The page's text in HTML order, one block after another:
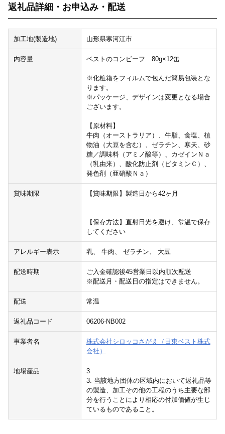
返礼品詳細・お申込み・配送
加工地(製造地) 山形県寒河江市
内容量 ベストのコンビーフ 80g×12缶
※化粧箱をフィルムで包んだ簡易包装とな
ります。
※パッケージ、デザインは変更となる場合
ございます。
【原材料】
牛肉（オーストラリア）、牛脂、食塩、植
物油（大豆を含む）、ゼラチン、寒天、砂
糖／調味料（アミノ酸等）、カゼインＮａ
（乳由来）、酸化防止剤（ビタミンＣ）、
発色剤（亜硝酸Ｎａ）
賞味期限 【賞味期限】製造日から42ヶ月
【保存方法】直射日光を避け、常温で保存
してください
アレルギー表示 乳、 牛肉、 ゼラチン、 大豆
配送時期
ご入金確認後45営業日以内順次配送
※配送月・配送日の指定はできません。
配送 常温
返礼品コード 06206-NB002
事業者名
株式会社シロッコさがえ（日東ベスト株式
会社）
地場産品
3
3. 当該地方団体の区域内において返礼品等
の製造、加工その他の工程のうち主要な部
分を行うことにより相応の付加価値が生じ
ているものであること。